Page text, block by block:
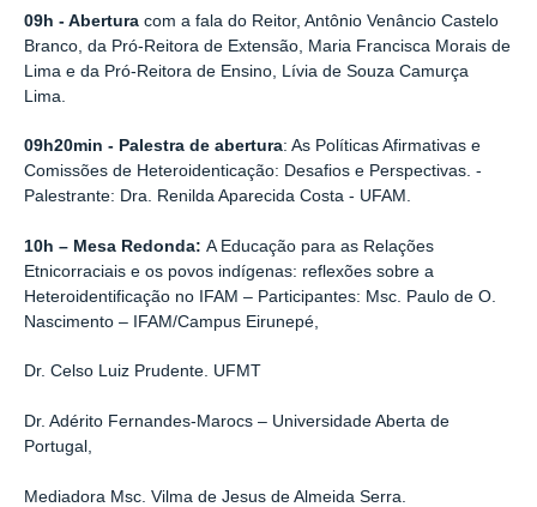
09h - Abertura com a fala do Reitor, Antônio Venâncio Castelo
Branco, da Pró-Reitora de Extensão, Maria Francisca Morais de
Lima e da Pró-Reitora de Ensino, Lívia de Souza Camurça
Lima.
09h20min - Palestra de abertura: As Políticas Afirmativas e
Comissões de Heteroidenticação: Desafios e Perspectivas. -
Palestrante: Dra. Renilda Aparecida Costa - UFAM.
10h – Mesa Redonda: A Educação para as Relações
Etnicorraciais e os povos indígenas: reflexões sobre a
Heteroidentificação no IFAM – Participantes: Msc. Paulo de O.
Nascimento – IFAM/Campus Eirunepé,
Dr. Celso Luiz Prudente. UFMT
Dr. Adérito Fernandes-Marocs – Universidade Aberta de
Portugal,
Mediadora Msc. Vilma de Jesus de Almeida Serra.